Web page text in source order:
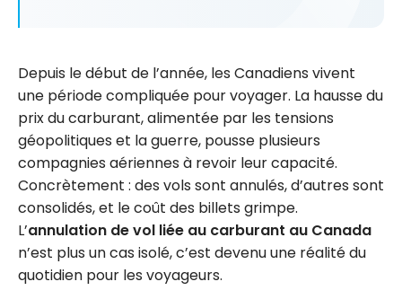
Depuis le début de l’année, les Canadiens vivent
une période compliquée pour voyager. La hausse du
prix du carburant, alimentée par les tensions
géopolitiques et la guerre, pousse plusieurs
compagnies aériennes à revoir leur capacité.
Concrètement : des vols sont annulés, d’autres sont
consolidés, et le coût des billets grimpe.
L’annulation de vol liée au carburant au Canada
n’est plus un cas isolé, c’est devenu une réalité du
quotidien pour les voyageurs.